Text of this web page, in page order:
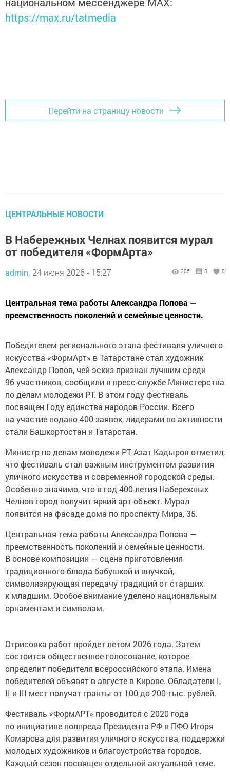
https://max.ru/tatmedia
Перейти на страницу новости
ЦЕНТРАЛЬНЫЕ НОВОСТИ
В Набережных Челнах появится мурал
от победителя «ФормАрта»
admin, 24 июня 2026 - 15:27 205 0 0
Центральная тема работы Александра Попова —
преемственность поколений и семейные ценности.
Победителем регионального этапа фестиваля уличного
искусства «ФормАрт» в Татарстане стал художник
Александр Попов, чей эскиз признан лучшим среди
96 участников, сообщили в пресс-службе Министерства
по делам молодежи РТ. В этом году фестиваль
посвящен Году единства народов России. Всего
на участие подано 400 заявок, лидерами по активности
стали Башкортостан и Татарстан.
Министр по делам молодежи РТ Азат Кадыров отметил,
что фестиваль стал важным инструментом развития
уличного искусства и современной городской среды.
Особенно значимо, что в год 400-летия Набережных
Челнов город получит яркий арт-объект. Мурал
появится на фасаде дома по проспекту Мира, 35.
Центральная тема работы Александра Попова —
преемственность поколений и семейные ценности.
В основе композиции — сцена приготовления
традиционного блюда бабушкой и внучкой,
символизирующая передачу традиций от старших
к младшим. Особое внимание уделено национальным
орнаментам и символам.
Отрисовка работ пройдет летом 2026 года. Затем
состоится общественное голосование, которое
определит победителя всероссийского этапа. Имена
победителей объявят в августе в Кирове. Обладатели I,
II и III мест получат гранты от 100 до 200 тыс. рублей.
Фестиваль «ФормАРТ» проводится с 2020 года
по инициативе полпреда Президента РФ в ПФО Игоря
Комарова для развития уличного искусства, поддержки
молодых художников и благоустройства городов.
Каждый сезон посвящен отдельной актуальной теме.